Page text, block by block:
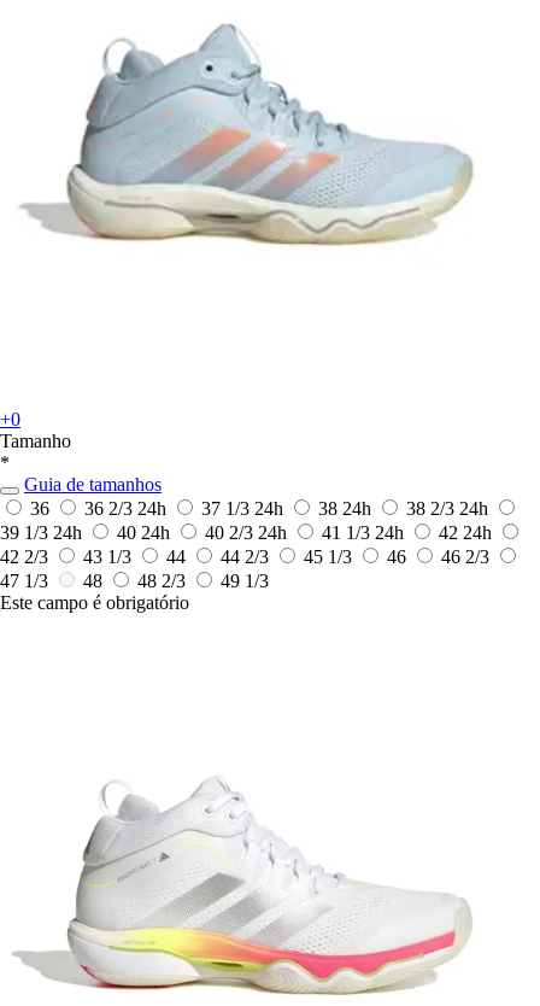
+0
Tamanho
*
Guia de tamanhos
36
36 2/3 24h 37 1/3 24h 38 24h 38 2/3 24h
39 1/3 24h 40 24h 40 2/3 24h 41 1/3 24h 42 24h
42 2/3
43 1/3 44 44 2/3 45 1/3 46
46 2/3
47 1/3
48 48 2/3
49 1/3
Este campo é obrigatório